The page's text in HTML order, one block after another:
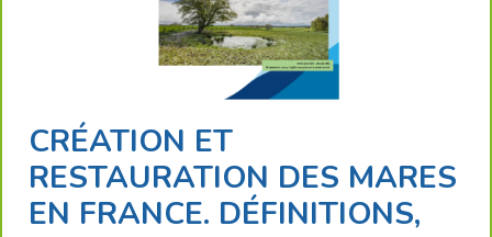
CRÉATION ET
RESTAURATION DES MARES
EN FRANCE. DÉFINITIONS,